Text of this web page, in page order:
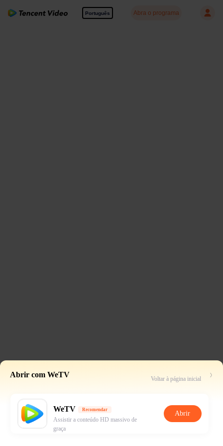
Português Abra o programa
Abrir com WeTV Voltar à página inicial
WeTV Recomendar
Assistir a conteúdo HD massivo de
graça
Abrir